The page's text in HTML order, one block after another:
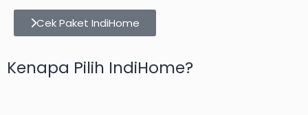
Cek Paket IndiHome
Kenapa Pilih IndiHome?